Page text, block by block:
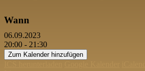
Wann
06.09.2023
20:00 - 21:30
Zum Kalender hinzufügen